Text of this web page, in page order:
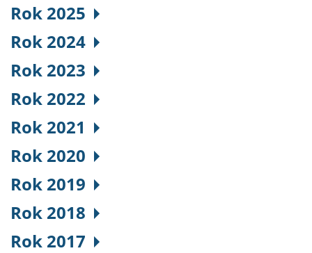
Rok 2025
Rok 2024
Rok 2023
Rok 2022
Rok 2021
Rok 2020
Rok 2019
Rok 2018
Rok 2017